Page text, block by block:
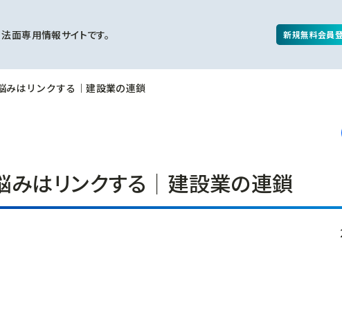
面専用情報サイトです。 新規無料会員
みはリンクする｜建設業の連鎖
はリンクする｜建設業の連鎖